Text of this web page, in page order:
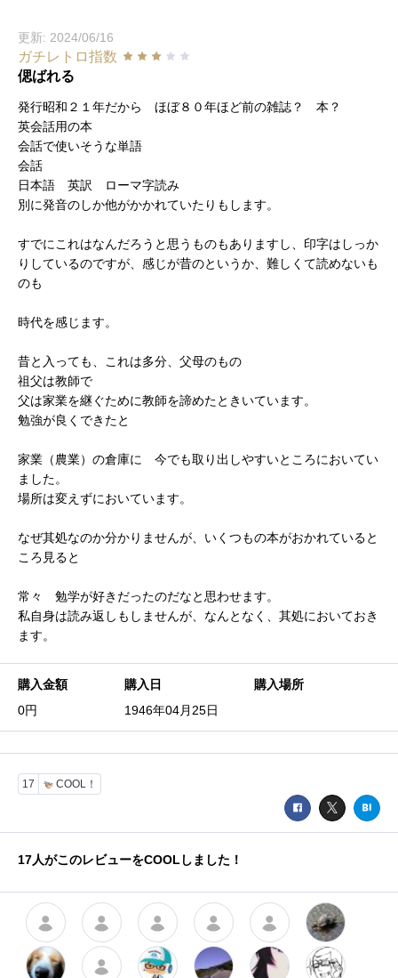
更新: 2024/06/16
ガチレトロ指数
偲ばれる
発行昭和２１年だから ほぼ８０年ほど前の雑誌？ 本？
英会話用の本
会話で使いそうな単語
会話
日本語 英訳 ローマ字読み
別に発音のしか他がかかれていたりもします。
すでにこれはなんだろうと思うものもありますし、印字はしっか
りしているのですが、感じが昔のというか、難しくて読めないも
のも
時代を感じます。
昔と入っても、これは多分、父母のもの
祖父は教師で
父は家業を継ぐために教師を諦めたときいています。
勉強が良くできたと
家業（農業）の倉庫に 今でも取り出しやすいところにおいてい
ました。
場所は変えずにおいています。
なぜ其処なのか分かりませんが、いくつもの本がおかれていると
ころ見ると
常々 勉学が好きだったのだなと思わせます。
私自身は読み返しもしませんが、なんとなく、其処においておき
ます。
購入金額
0円
購入日
1946年04月25日
購入場所
17 COOL！
17人がこのレビューをCOOLしました！